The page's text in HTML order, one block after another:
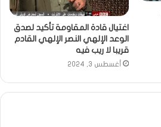
اغتيال قادة المقاومة تأكيد لصدق
الوعد الإلهي النصر الإلهي القادم
قريبا لا ريب فيه
أغسطس 3, 2024